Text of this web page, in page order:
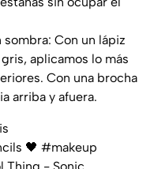
Con un lápiz
aplicamos lo más
Con una brocha
arriba y afuera.
🖤 #makeup
Thing - Sonic